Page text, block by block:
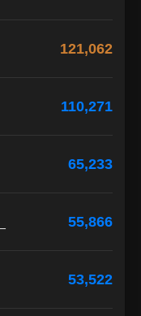
121,062
110,271
65,233
55,866
53,522